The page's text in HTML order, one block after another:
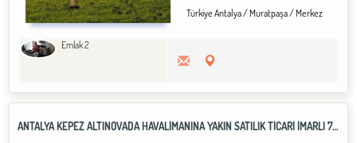
Türkiye Antalya / Muratpaşa/ Merkez
Emlak 2
ANTALYA KEPEZ ALTINOVADA HAVALİMANINA YAKIN SATILIK TİCARİ İMARLI 7 DÖNÜM ARSA